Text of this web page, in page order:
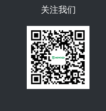
关注我们